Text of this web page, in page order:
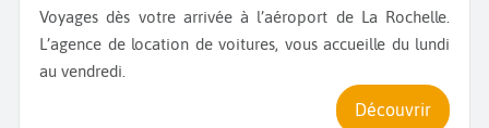
Voyages dès votre arrivée à l’aéroport de La Rochelle.
L’agence de location de voitures, vous accueille du lundi
au vendredi.
Découvrir